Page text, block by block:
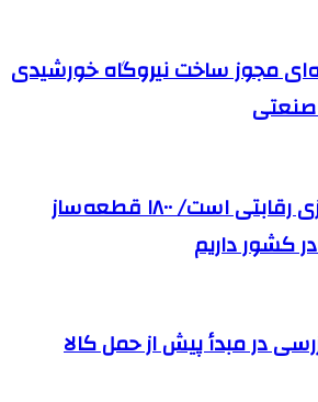
مجوز ساخت نیروگاه خورشیدی
بازار قطعه‌سازی رقابتی است/ ۱۸۰۰ قطعه‌ساز
کشور داریم
در مبدأ پیش از حمل کالا